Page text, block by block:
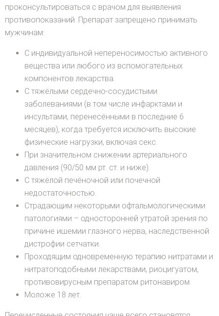
проконсультироваться с врачом для выявления
противопоказаний. Препарат запрещено принимать
мужчинам:
С индивидуальной непереносимостью активного
вещества или любого из вспомогательных
компонентов лекарства.
С тяжёлыми сердечно-сосудистыми
заболеваниями (в том числе инфарктами и
инсультами, перенесёнными в последние 6
месяцев), когда требуется исключить высокие
физические нагрузки, включая секс.
При значительном снижении артериального
давления (90/50 мм рт. ст. и ниже).
С тяжёлой печёночной или почечной
недостаточностью.
Страдающим некоторыми офтальмологическими
патологиями – односторонней утратой зрения по
причине ишемии глазного нерва, наследственной
дистрофии сетчатки.
Проходящим одновременную терапию нитратами и
нитратоподобными лекарствами, риоцигуатом,
противовирусным препаратом ритонавиром.
Моложе 18 лет.